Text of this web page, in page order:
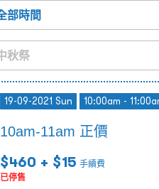
19-09-2021 Sun 10:00am -
10am-11am 正價
$460 + $15 手續費
已停售